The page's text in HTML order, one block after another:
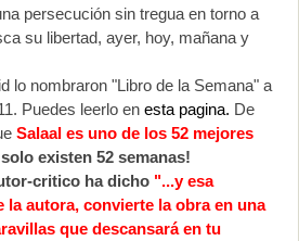
persecución sin tregua en torno a
su libertad, ayer, hoy, mañana y
lo nombraron "Libro de la Semana" a
Puedes leerlo enesta pagina. De
Salaal es uno de los 52 mejores
solo existen 52 semanas!
critico ha dicho "...y esa
la autora, convierte la obra en una
que descansará en tu